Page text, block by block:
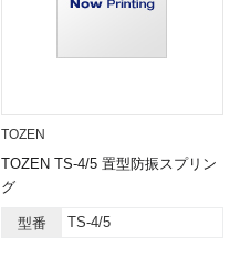
TOZEN
TOZEN TS-4/5 置型防振スプリン
グ
型番 TS-4/5